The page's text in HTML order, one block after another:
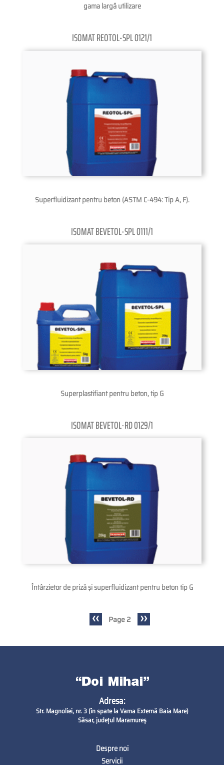
gama largă utilizare
ISOMAT REOTOL-SPL 0121/1
Superfluidizant pentru beton (ASTM C-494: Tip A, F).
ISOMAT BEVETOL-SPL 0111/1
Superplastifiant pentru beton, tip G
ISOMAT BEVETOL-RD 0129/1
Întârzietor de priză şi superfluidizant pentru beton tip G
Previous
page
‹‹ Page 2 Next
page
››
Adresa:
Str. Magnoliei, nr. 3 (în spate la Vama Externă Baia Mare)
Săsar, județul Maramureș
Despre noi
Servicii